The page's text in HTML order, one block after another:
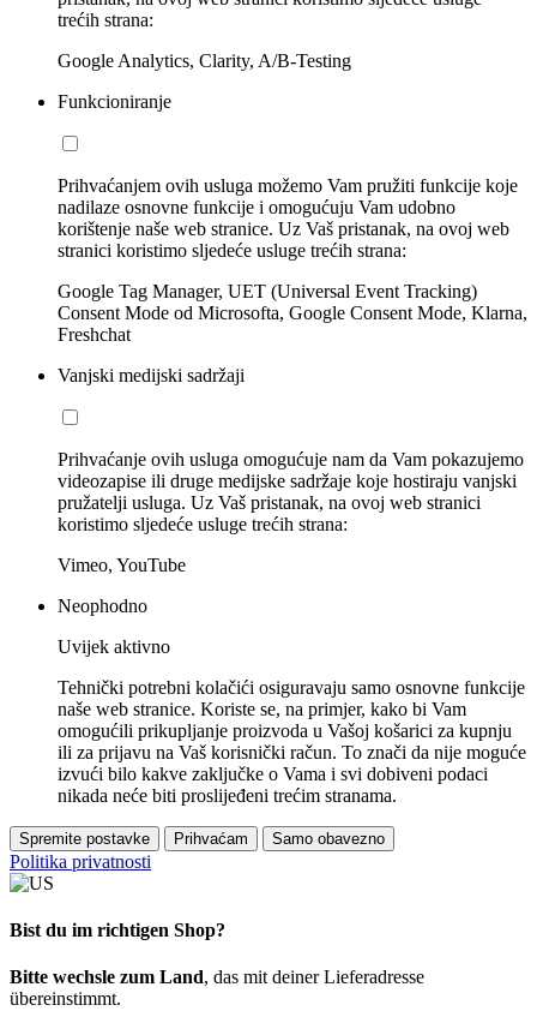
trećih strana:
Google Analytics, Clarity, A/B-Testing
Funkcioniranje
Prihvaćanjem ovih usluga možemo Vam pružiti funkcije koje
nadilaze osnovne funkcije i omogućuju Vam udobno
korištenje naše web stranice. Uz Vaš pristanak, na ovoj web
stranici koristimo sljedeće usluge trećih strana:
Google Tag Manager, UET (Universal Event Tracking)
Consent Mode od Microsofta, Google Consent Mode, Klarna,
Freshchat
Vanjski medijski sadržaji
Prihvaćanje ovih usluga omogućuje nam da Vam pokazujemo
videozapise ili druge medijske sadržaje koje hostiraju vanjski
pružatelji usluga. Uz Vaš pristanak, na ovoj web stranici
koristimo sljedeće usluge trećih strana:
Vimeo, YouTube
Neophodno
Uvijek aktivno
Tehnički potrebni kolačići osiguravaju samo osnovne funkcije
naše web stranice. Koriste se, na primjer, kako bi Vam
omogućili prikupljanje proizvoda u Vašoj košarici za kupnju
ili za prijavu na Vaš korisnički račun. To znači da nije moguće
izvući bilo kakve zaključke o Vama i svi dobiveni podaci
nikada neće biti proslijeđeni trećim stranama.
Spremite postavke Prihvaćam Samo obavezno
Politika privatnosti
Bist du im richtigen Shop?
Bitte wechsle zum Land, das mit deiner Lieferadresse
übereinstimmt.